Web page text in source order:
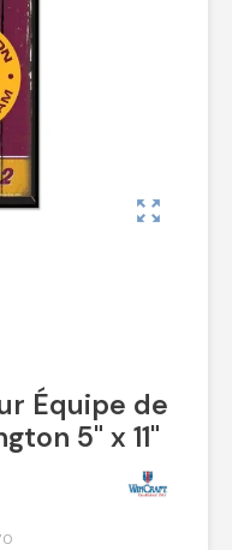
zoom_out_map
Équipe de
5" x 11"